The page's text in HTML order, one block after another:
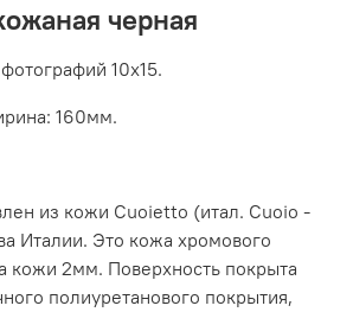
черная
10х15.
160мм.
из кожи Cuoietto (итал. Cuoio -
Италии. Это кожа хромового
кожи 2мм. Поверхность покрыта
полиуретанового покрытия,